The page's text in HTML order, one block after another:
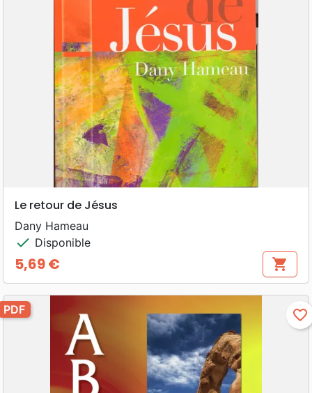
Le retour de Jésus
Dany Hameau
check Disponible
Prix
5,69 € shopping_cart
PDF favorite_border